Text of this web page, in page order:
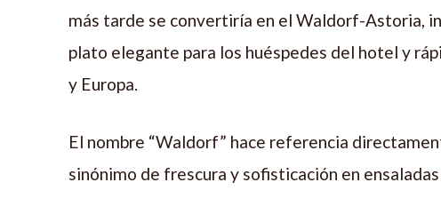
más tarde se convertiría en el Waldorf-Astoria,
plato elegante para los huéspedes del hotel y
y Europa.
El nombre “Waldorf” hace referencia
sinónimo de frescura y sofisticación en